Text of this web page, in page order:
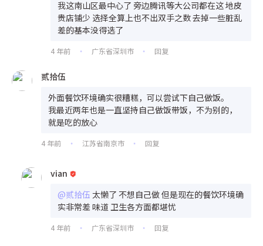
我这南山区最中心了 旁边腾讯等大公司都在这 地皮
贵店铺少 选择全算上也不出双手之数 去掉一些脏乱
差的基本没得选了
4 年前 • 广东省深圳市 • 回复
贰拾伍
外面餐饮环境确实很糟糕，可以尝试下自己做饭。
我最近两年也是一直坚持自己做饭带饭，不为别的，
就是吃的放心
4 年前 • 江苏省南京市 • 回复
vian
@贰拾伍 太懒了 不想自己做 但是现在的餐饮环境确
实非常差 味道 卫生各方面都堪忧
4 年前 • 广东省深圳市 • 回复